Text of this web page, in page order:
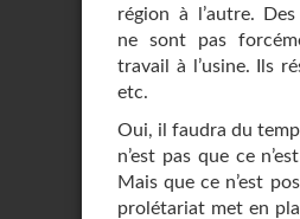
région à l’autre.
ne sont pas
travail à l’usine. Ils
etc.
Oui, il faudra du
n’est pas que ce
Mais que ce n’est
prolétariat met en